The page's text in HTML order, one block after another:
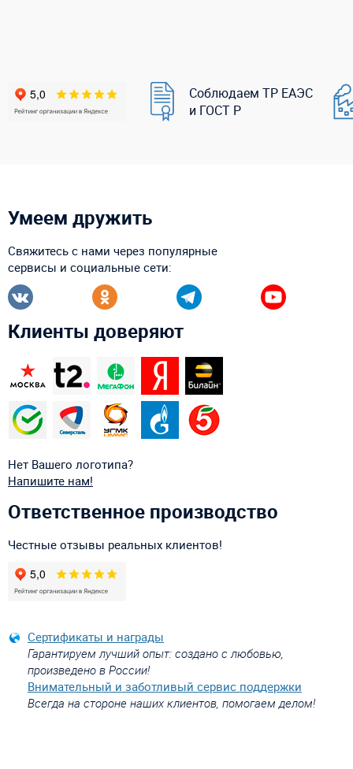
Соблюдаем ТР ЕАЭС
и ГОСТ Р
Умеем дружить
Свяжитесь с нами через популярные
сервисы и социальные сети:
Клиенты доверяют
Нет Вашего логотипа?
Напишите нам!
Ответственное производство
Честные отзывы реальных клиентов!
Сертификаты и награды
Гарантируем лучший опыт: создано с любовью,
произведено в России!
Внимательный и заботливый сервис поддержки
Всегда на стороне наших клиентов, помогаем делом!